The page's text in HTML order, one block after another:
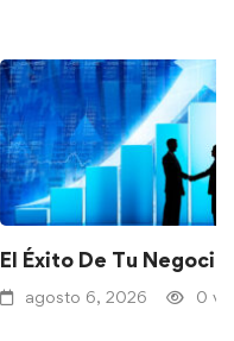
El Éxito De Tu Negocio
agosto 6, 2026 0